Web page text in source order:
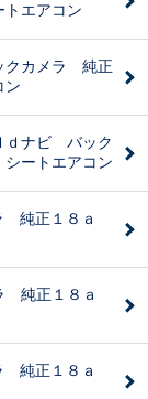
エアコン
クカメラ 純正
ン
ｄナビ バック
ートエアコン
純正１８ａ
純正１８ａ
純正１８ａ